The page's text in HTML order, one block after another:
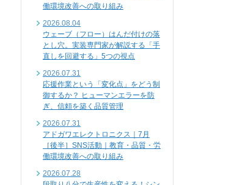
働環境改善への取り組み
2026.08.04
ウェーブ（フロー）はんだ付けの落
とし穴。実装専門家が解説する「手
直しを回避する」5つの視点
2026.07.31
応援作業という「変化点」をどう制
御するか？ ヒューマンエラーを防
ぎ、信頼を築く品質管理
2026.07.31
アドガワエレクトロニクス｜7月
［後半］SNS活動｜教育・品質・労
働環境改善への取り組み
2026.07.28